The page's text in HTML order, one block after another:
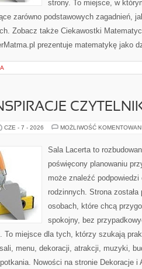
strony. To miejsce, w
zarówno podstawowych zagadnień,
Zobacz także Ciekawostki
prezentuje matematykę jako
CZE - 7 - 2026 MOŻLIWOŚĆ
Sala Lacerta to
poświęcony planowaniu
może znaleźć
rodzinnych. Strona
osobach, które chcą
spokojny, bez
To miejsce dla tych, którzy szukają
menu, dekoracji, atrakcji, muzyki,
Nowości na stronie Dekoracje